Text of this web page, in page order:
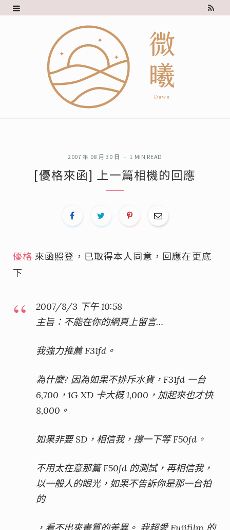
R
2007 年 08 月 30 日 1 MIN READ
[優格來函] 上一篇相機的回應
優格 來函照登，已取得本人同意，回應在更底
下
2007/8/3 下午 10:58
主旨：不能在你的網頁上留言…
我強力推薦 F31fd。
為什麼? 因為如果不排斥水貨，F31fd 一台
6,700，1G XD 卡大概 1,000，加起來也才快
8,000。
如果非要 SD，相信我，撐一下等 F50fd。
不用太在意那篇 F50fd 的測試，再相信我，
以一般人的眼光，如果不告訴你是那一台拍
的